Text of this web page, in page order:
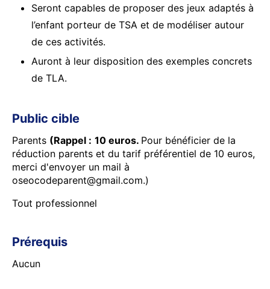
Seront capables de proposer des jeux adaptés à
l’enfant porteur de TSA et de modéliser autour
de ces activités.
Auront à leur disposition des exemples concrets
de TLA.
Public cible
Parents (Rappel : 10 euros. Pour bénéficier de la
réduction parents et du tarif préférentiel de 10 euros,
merci d'envoyer un mail à
oseocodeparent@gmail.com.)
Tout professionnel
Prérequis
Aucun